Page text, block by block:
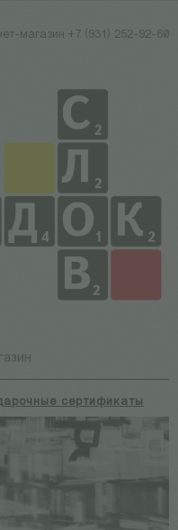
магазин +7 (931) 252-92-60
сертификаты